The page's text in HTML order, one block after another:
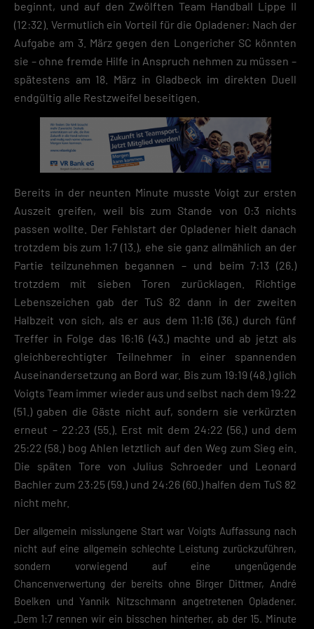
beginnt, und auf den Zwölften Team Handball Lippe II
(12:32). Vermutlich ein Vorteil für die Opladener: Nach der
Aufgabe am 3. März gegen den Longericher SC könnten
sie – ohne fremde Hilfe in Anspruch nehmen zu müssen –
spätestens am 18. März in Gladbeck im direkten Duell
endgültig alle Restzweifel beseitigen.
Bereits in der neunten Minute musste Voigt zur ersten
Auszeit greifen, weil bis zum Stande von 0:3 nichts
passen wollte. Der Fehlstart der Opladener hielt danach
trotzdem bis zum 1:7 (13.), ehe sie ganz allmählich an der
Partie teilzunehmen begannen – und beim 7:13 (26.)
trotzdem mit sieben Toren zurücklagen. Richtige
Lebenszeichen gab der TuS 82 dann in der zweiten
Halbzeit von sich, als er aus dem 11:16 (36.) durch fünf
Treffer in Folge das 16:16 (43.) machte und ab jetzt als
gleichberechtigter Teilnehmer in einer spannenden
Auseinandersetzung an Bord war. Bis zum 19:19 (48.) glich
Voigts Team immer wieder aus und selbst nach dem 19:22
(51.) gaben die Gäste nicht auf, sondern sie verkürzten
erneut – 22:23 (55.). Erst mit dem 24:22 (56.) und dem
25:22 (58.) bog Ahlen letztlich auf den Weg zum Sieg ein.
Die späten Tore von Julius Schroeder und Leonard
Bachler zum 23:25 (59.) und 24:26 (60.) halfen dem TuS 82
nicht mehr.
Der allgemein misslungene Start war Voigts Auffassung nach
nicht auf eine allgemein schlechte Leistung zurückzuführen,
sondern vorwiegend auf eine ungenügende
Chancenverwertung der bereits ohne Birger Dittmer, André
Boelken und Yannik Nitzschmann angetretenen Opladener.
„Dem 1:7 rennen wir ein bisschen hinterher, ab der 15. Minute
verwendeten Cookies findest du unten unter „Cookie-Details“. Weitere
Informationen über die Verwendung deiner Daten findest du in
unserer Datenschutzerklärung
Mit dem Klick auf „Verstanden“ erklärst du dich mit der Verwendung der
Cookies einverstanden. Wir bitten dich um Verständnis, dass du ohne
Wenn du unter 16 Jahre alt bist und deine Zustimmung zu freiwilligen
Diensten geben möchtest, musst du deine Erziehungsberechtigten um
Erlaubnis bitten.
Hier finden Sie eine Übersicht über alle verwendeten Cookies. Sie
Ihre Einwilligung zu ganzen Kategorien geben oder sich weitere
auswählen.
Speichern
Essenziell (2)
Essenzielle Cookies ermöglichen grundlegende Funktionen und sind für die
einwandfreie Funktion der Website erforderlich.
Cookie-Informationen anzeigen
Datenschutzerklärung